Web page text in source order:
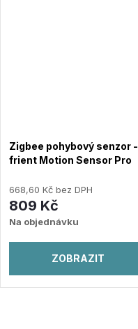
Zigbee pohybový senzor -
frient Motion Sensor Pro
668,60 Kč bez DPH
809 Kč
Na objednávku
ZOBRAZIT